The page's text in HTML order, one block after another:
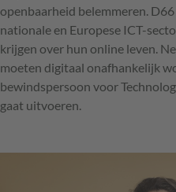
openbaarheid belemmeren.
nationale en Europese ICT-
krijgen over hun online leven.
moeten digitaal onafhankelijk
bewindspersoon voor
gaat uitvoeren.